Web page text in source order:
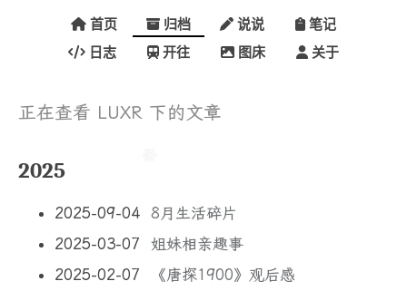
首页 归档 说说 笔记
日志 开往 图床 关于
正在查看 LUXR 下的文章
2025
2025-09-04 8月生活碎片
2025-03-07
姐妹相亲趣事
2025-02-07
《唐探1900》观后感